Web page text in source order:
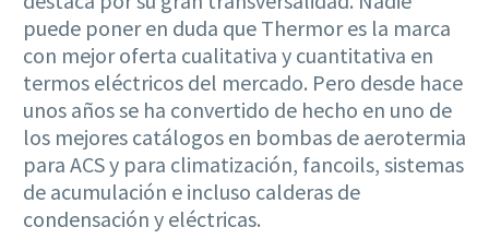
puede poner en duda que Thermor es la marca
con mejor oferta cualitativa y cuantitativa en
termos eléctricos del mercado. Pero desde hace
unos años se ha convertido de hecho en uno de
los mejores catálogos en bombas de aerotermia
para ACS y para climatización, fancoils, sistemas
de acumulación e incluso calderas de
condensación y eléctricas.